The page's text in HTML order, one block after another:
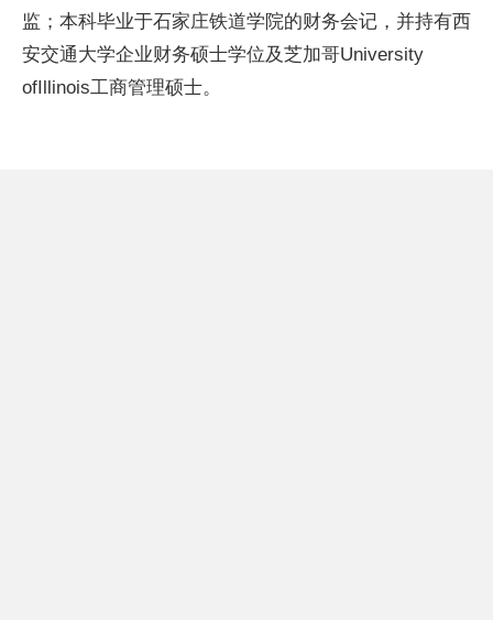
监；本科毕业于石家庄铁道学院的财务会记，并持有西
安交通大学企业财务硕士学位及芝加哥University
ofIllinois工商管理硕士。